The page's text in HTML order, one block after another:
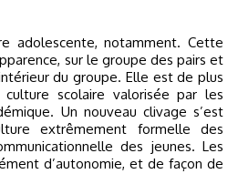
adolescente, notamment. Cette
sur le groupe des pairs et
du groupe. Elle est de plus
scolaire valorisée par les
Un nouveau clivage s’est
extrêmement formelle des
des jeunes. Les
d’autonomie, et de façon de